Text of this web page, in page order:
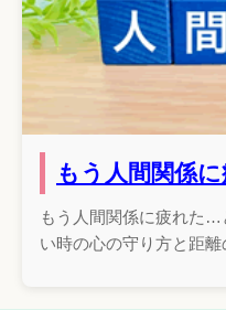
もう人間関係
もう人間関係に疲れた
い時の心の守り方と距離